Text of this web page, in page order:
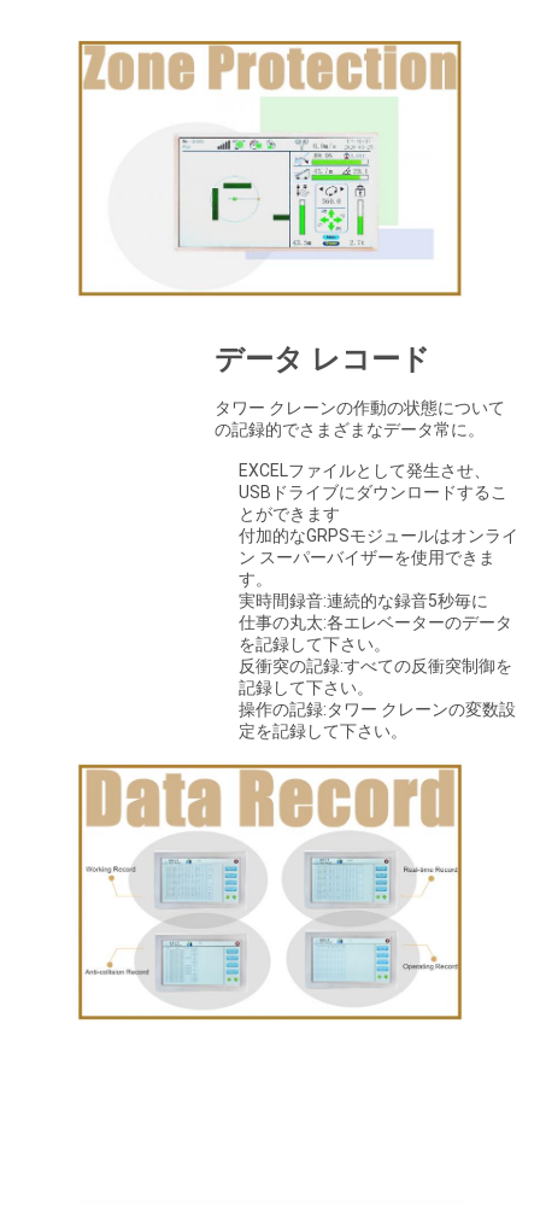
データ レコード
タワー クレーンの作動の状態について
の記録的でさまざまなデータ常に。
EXCELファイルとして発生させ、
USBドライブにダウンロードするこ
とができます
付加的なGRPSモジュールはオンライ
ン スーパーバイザーを使用できま
す。
実時間録音:連続的な録音5秒毎に
仕事の丸太:各エレベーターのデータ
を記録して下さい。
反衝突の記録:すべての反衝突制御を
記録して下さい。
操作の記録:タワー クレーンの変数設
定を記録して下さい。